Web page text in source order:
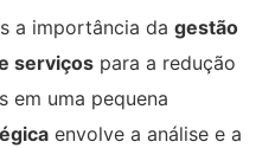
a importância da gestão
serviços para a redução
em uma pequena
envolve a análise e a